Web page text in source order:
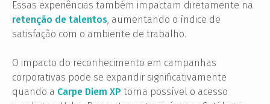
Essas experiências também impactam diretamente na
retenção de talentos, aumentando o índice de
satisfação com o ambiente de trabalho.
O impacto do reconhecimento em campanhas
corporativas pode se expandir significativamente
quando a Carpe Diem XP torna possível o acesso